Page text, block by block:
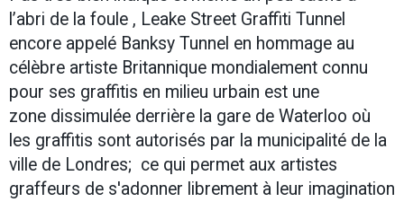
l’abri de la foule , Leake Street Graffiti Tunnel
encore appelé Banksy Tunnel en hommage au
célèbre artiste Britannique mondialement connu
pour ses graffitis en milieu urbain est une
zone dissimulée derrière la gare de Waterloo où
les graffitis sont autorisés par la municipalité de la
ville de Londres; ce qui permet aux artistes
graffeurs de s'adonner librement à leur imagination